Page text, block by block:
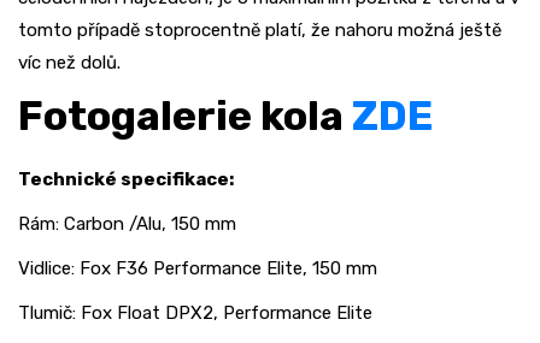
tomto případě stoprocentně platí, že nahoru možná ještě
víc než dolů.
Fotogalerie kola ZDE
Technické specifikace:
Rám: Carbon /Alu, 150 mm
Vidlice: Fox F36 Performance Elite, 150 mm
Tlumič: Fox Float DPX2, Performance Elite